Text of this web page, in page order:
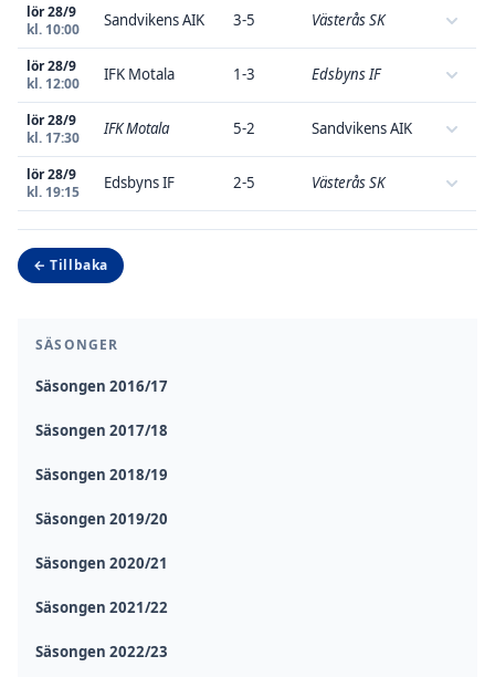
SÄSONGER
Säsongen 2016/17
Säsongen 2017/18
Säsongen 2018/19
Säsongen 2019/20
Säsongen 2020/21
Säsongen 2021/22
Säsongen 2022/23
lör 28/9
kl. 10:00
Sandvikens AIK 3-5 Västerås SK
lör 28/9
kl. 12:00
IFK Motala 1-3 Edsbyns IF
lör 28/9
kl. 17:30
IFK Motala 5-2 Sandvikens AIK
lör 28/9
kl. 19:15
Edsbyns IF 2-5 Västerås SK
← Tillbaka